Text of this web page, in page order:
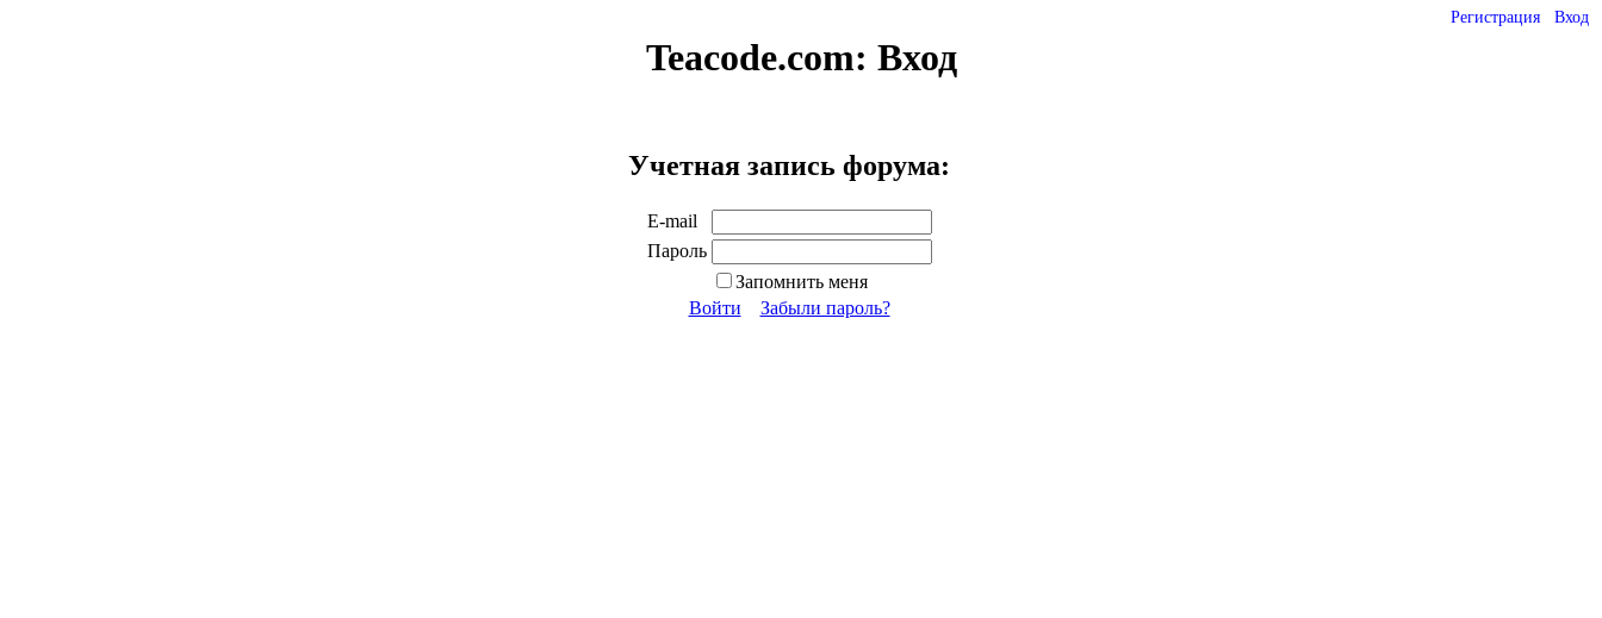
Регистрация Вход
Teacode.com: Вход
Учетная запись форума:
E-mail
Пароль
Запомнить меня
Войти
Забыли пароль?